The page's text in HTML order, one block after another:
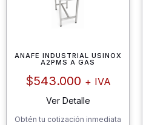
ANAFE INDUSTRIAL USINOX
A2PMS A GAS
$543.000 + IVA
Ver Detalle
Obtén tu cotización inmediata